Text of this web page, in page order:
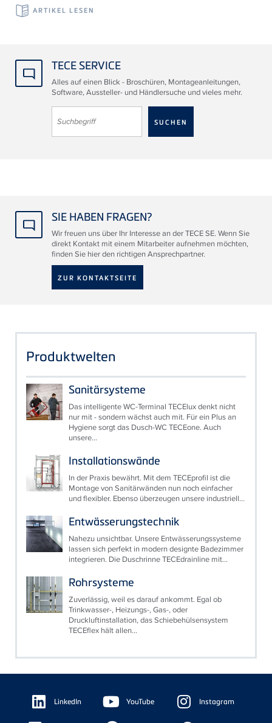
ARTIKEL LESEN
TECE SERVICE
Alles auf einen Blick - Broschüren, Montageanleitungen,
Software, Aussteller- und Händlersuche und vieles mehr.
SIE HABEN FRAGEN?
Wir freuen uns über Ihr Interesse an der TECE SE. Wenn Sie
direkt Kontakt mit einem Mitarbeiter aufnehmen möchten,
finden Sie hier den richtigen Ansprechpartner.
ZUR KONTAKTSEITE
Produktwelten
Sanitärsysteme
Das intelligente WC-Terminal TECElux denkt nicht
nur mit - sondern wächst auch mit. Für ein Plus an
Hygiene sorgt das Dusch-WC TECEone. Auch
unsere...
Installationswände
In der Praxis bewährt. Mit dem TECEprofil ist die
Montage von Sanitärwänden nun noch einfacher
und flexibler. Ebenso überzeugen unsere industriell...
Entwässerungstechnik
Nahezu unsichtbar. Unsere Entwässerungssysteme
lassen sich perfekt in modern designte Badezimmer
integrieren. Die Duschrinne TECEdrainline mit...
Rohrsysteme
Zuverlässig, weil es darauf ankommt. Egal ob
Trinkwasser-, Heizungs-, Gas-, oder
Druckluftinstallation, das Schiebehülsensystem
TECEflex hält allen...
Floating
Sidebar LinkedIn YouTube Instagram